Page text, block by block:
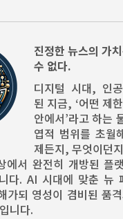
진정한 뉴스의 가
수 없다.
디지털 시대, 인
된 지금, ‘어떤 제
안에서’라고 하는
엽적 범위를 초월
제든지, 무엇이던
에서 완전히 개방된 플
다. AI 시대에 맞춘 뉴
가되 영성이 겸비된 품
니다.